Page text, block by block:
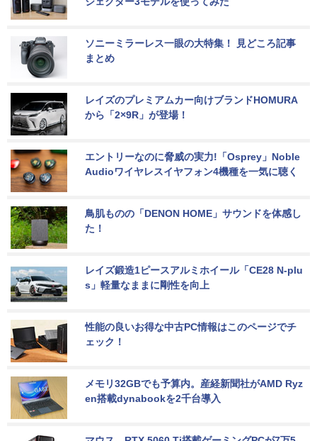
ソニーミラーレス一眼の大特集！ 見どころ記事
まとめ
レイズのプレミアムカー向けブランドHOMURA
から「2×9R」が登場！
エントリーなのに脅威の実力!「Osprey」Noble
Audioワイヤレスイヤフォン4機種を一気に聴く
鳥肌ものの「DENON HOME」サウンドを体感し
た！
レイズ鍛造1ピースアルミホイール「CE28 N-plu
s」軽量なままに剛性を向上
性能の良いお得な中古PC情報はこのページでチ
ェック！
メモリ32GBでも予算内。産経新聞社がAMD Ryz
en搭載dynabookを2千台導入